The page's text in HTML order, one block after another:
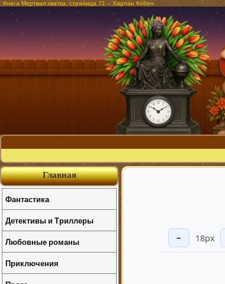
Книга Мертвая хватка, страница 71 – Харлан Кобен
− 18px
Главная
Фантастика
Детективы и Триллеры
Любовные романы
Приключения